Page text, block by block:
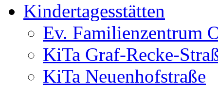
Kindertagesstätten
Ev. Familienzentrum
KiTa Graf-Recke-
KiTa Neuenhofstraße